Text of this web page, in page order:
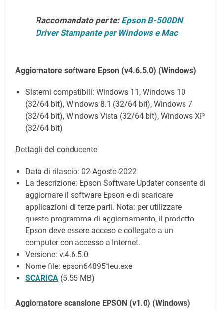
Raccomandato per te: Epson B-500DN
Driver Stampante per Windows e Mac
Aggiornatore software Epson (v4.6.5.0) (Windows)
Sistemi compatibili: Windows 11, Windows 10
(32/64 bit), Windows 8.1 (32/64 bit), Windows 7
(32/64 bit), Windows Vista (32/64 bit), Windows XP
(32/64 bit)
Dettagli del conducente
Data di rilascio: 02-Agosto-2022
La descrizione: Epson Software Updater consente di
aggiornare il software Epson e di scaricare
applicazioni di terze parti. Nota: per utilizzare
questo programma di aggiornamento, il prodotto
Epson deve essere acceso e collegato a un
computer con accesso a Internet.
Versione: v.4.6.5.0
Nome file: epson648951eu.exe
SCARICA (5.55 MB)
Aggiornatore scansione EPSON (v1.0) (Windows)